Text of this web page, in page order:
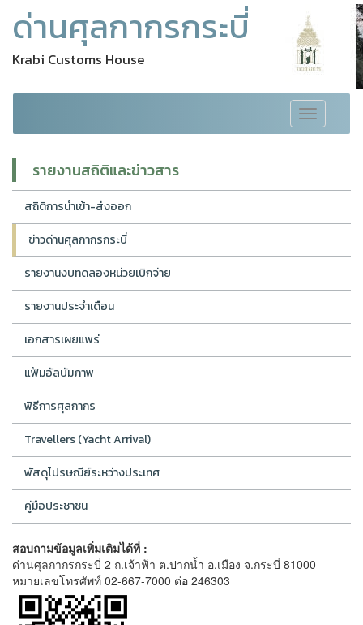
ด่านศุลกากรกระบี่
Krabi Customs House
Toggle
navigation
รายงานสถิติและข่าวสาร
สถิติการนำเข้า-ส่งออก
ข่าวด่านศุลกากรกระบี่
รายงานงบทดลองหน่วยเบิกจ่าย
รายงานประจำเดือน
เอกสารเผยแพร่
แฟ้มอัลบัมภาพ
พิธีการศุลกากร
Travellers (Yacht Arrival)
พัสดุไปรษณีย์ระหว่างประเทศ
คู่มือประชาชน
สอบถามข้อมูลเพิ่มเติมได้ที่ :
ด่านศุลกากรกระบี่ 2 ถ.เจ้าฟ้า ต.ปากน้ำ อ.เมือง จ.กระบี่ 81000
หมายเลขโทรศัพท์ 02-667-7000 ต่อ 246303